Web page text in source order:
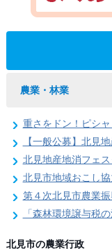
農業・林業
重さをドン！ピシャ！で合わ
【一般公募】北見地
北見地産地消フェ
北見市地域おこし
第４次北見市農業
「森林環境譲与税の活
北見市の農業行政